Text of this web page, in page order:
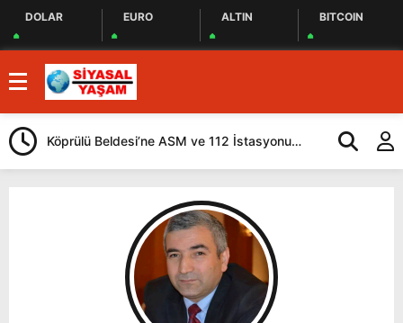
DOLAR EURO ALTIN BITCOIN
Köprülü Beldesi’ne ASM ve 112 İstasyonu
Yapılacak
Ardahan’da